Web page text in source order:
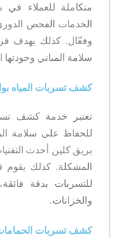
متكاملة للعملاء
الخدمات الفحص
وفعّال. كذلك يهدف
سلامة المباني وجودتها
كشف تسربات المياه
تعتبر خدمة كشف
للحفاظ على سلامة
بريق كلين أحدث
المشكلة. كذلك يقوم
للتسربات بدقة
والخزانات.
كشف تسربات